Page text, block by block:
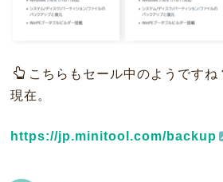
こちらもセール中のようです
現在。
https://jp.minitool.com/backup